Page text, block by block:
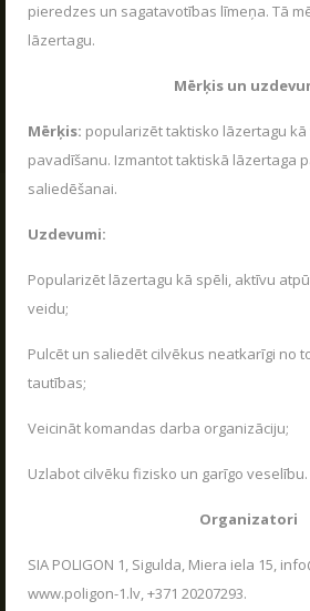
pieredzes un sagatavotības līmeņa. Tā
lāzertagu.
Mērķis un
Mērķis: popularizēt taktisko lāzertagu
pavadīšanu. Izmantot taktiskā lāzertaga
saliedēšanai.
Uzdevumi:
Popularizēt lāzertagu kā spēli, aktīvu
veidu;
Pulcēt un saliedēt cilvēkus neatkarīgi no
tautības;
Veicināt komandas darba organizāciju;
Uzlabot cilvēku fizisko un garīgo veselību.
Organizatori
SIA POLIGON 1, Sigulda, Miera iela 15,
www.poligon-1.lv, +371 20207293.
PARAKSTĪTIES